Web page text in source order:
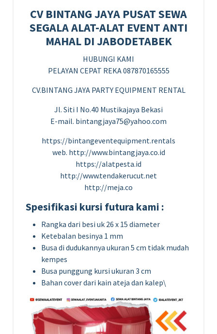
CV BINTANG JAYA PUSAT SEWA
SEGALA ALAT-ALAT EVENT ANTI
MAHAL DI JABODETABEK
HUBUNGI KAMI
PELAYAN CEPAT REKA 087870165555
CV.BINTANG JAYA PARTY EQUIPMENT RENTAL
Jl. Siti I No.40 Mustikajaya Bekasi
E-mail. bintangjaya75@yahoo.com
https://bintangeventequipment.rentals
web. http://www.bintangjaya.co.id
https://alatpesta.id
http://www.tendakerucut.net
http://meja.co
Spesifikasi kursi futura kami :
Rangka dari besi uk 26 x 15 diameter
Ketebalan besinya 1 mm
Busa di dudukannya ukuran 5 cm tidak mudah
kempes
Busa punggung kursi ukuran 3 cm
Bahan cover dari kain ateja dan kalep\